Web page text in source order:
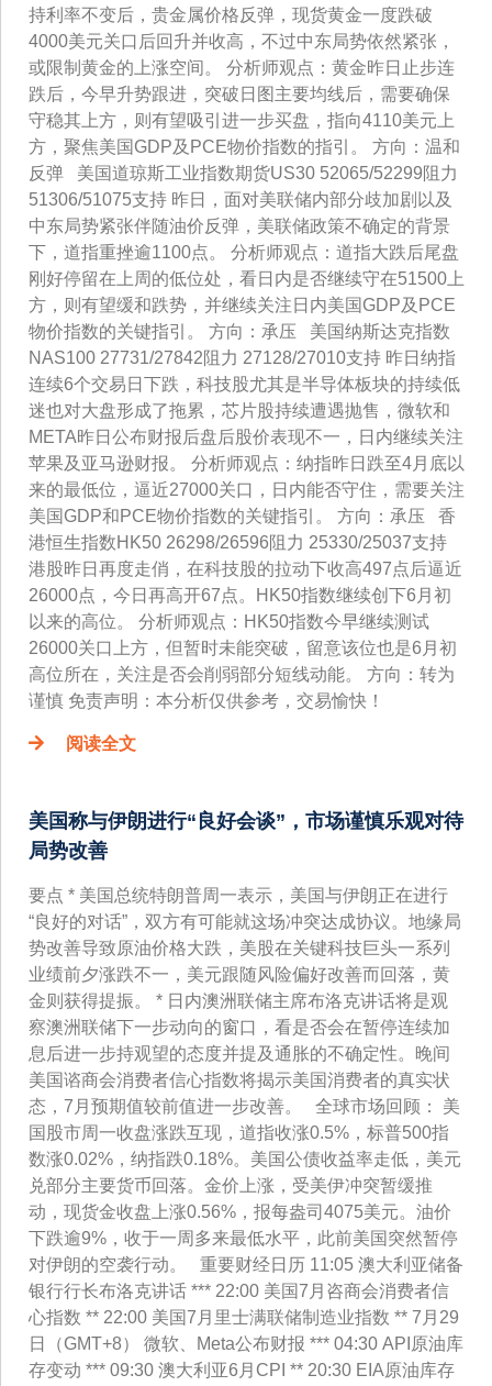
持利率不变后，贵金属价格反弹，现货黄金一度跌破
4000美元关口后回升并收高，不过中东局势依然紧张，
或限制黄金的上涨空间。 分析师观点：黄金昨日止步连
跌后，今早升势跟进，突破日图主要均线后，需要确保
守稳其上方，则有望吸引进一步买盘，指向4110美元上
方，聚焦美国GDP及PCE物价指数的指引。 方向：温和
反弹 美国道琼斯工业指数期货US30 52065/52299阻力
51306/51075支持 昨日，面对美联储内部分歧加剧以及
中东局势紧张伴随油价反弹，美联储政策不确定的背景
下，道指重挫逾1100点。 分析师观点：道指大跌后尾盘
刚好停留在上周的低位处，看日内是否继续守在51500上
方，则有望缓和跌势，并继续关注日内美国GDP及PCE
物价指数的关键指引。 方向：承压 美国纳斯达克指数
NAS100 27731/27842阻力 27128/27010支持 昨日纳指
连续6个交易日下跌，科技股尤其是半导体板块的持续低
迷也对大盘形成了拖累，芯片股持续遭遇抛售，微软和
META昨日公布财报后盘后股价表现不一，日内继续关注
苹果及亚马逊财报。 分析师观点：纳指昨日跌至4月底以
来的最低位，逼近27000关口，日内能否守住，需要关注
美国GDP和PCE物价指数的关键指引。 方向：承压 香
港恒生指数HK50 26298/26596阻力 25330/25037支持
港股昨日再度走俏，在科技股的拉动下收高497点后逼近
26000点，今日再高开67点。HK50指数继续创下6月初
以来的高位。 分析师观点：HK50指数今早继续测试
26000关口上方，但暂时未能突破，留意该位也是6月初
高位所在，关注是否会削弱部分短线动能。 方向：转为
谨慎 免责声明：本分析仅供参考，交易愉快！
阅读全文
美国称与伊朗进行“良好会谈”，市场谨慎乐观对待
局势改善
要点 * 美国总统特朗普周一表示，美国与伊朗正在进行
“良好的对话”，双方有可能就这场冲突达成协议。地缘局
势改善导致原油价格大跌，美股在关键科技巨头一系列
业绩前夕涨跌不一，美元跟随风险偏好改善而回落，黄
金则获得提振。 * 日内澳洲联储主席布洛克讲话将是观
察澳洲联储下一步动向的窗口，看是否会在暂停连续加
息后进一步持观望的态度并提及通胀的不确定性。晚间
美国谘商会消费者信心指数将揭示美国消费者的真实状
态，7月预期值较前值进一步改善。 全球市场回顾： 美
国股市周一收盘涨跌互现，道指收涨0.5%，标普500指
数涨0.02%，纳指跌0.18%。美国公债收益率走低，美元
兑部分主要货币回落。金价上涨，受美伊冲突暂缓推
动，现货金收盘上涨0.56%，报每盎司4075美元。油价
下跌逾9%，收于一周多来最低水平，此前美国突然暂停
对伊朗的空袭行动。 重要财经日历 11:05 澳大利亚储备
银行行长布洛克讲话 *** 22:00 美国7月咨商会消费者信
心指数 ** 22:00 美国7月里士满联储制造业指数 ** 7月29
日（GMT+8） 微软、Meta公布财报 *** 04:30 API原油库
存变动 *** 09:30 澳大利亚6月CPI ** 20:30 EIA原油库存